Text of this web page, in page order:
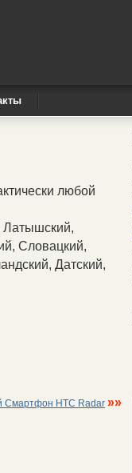
любой
Латышский,
Словацкий,
Датский,
Смартфон HTC Radar »»